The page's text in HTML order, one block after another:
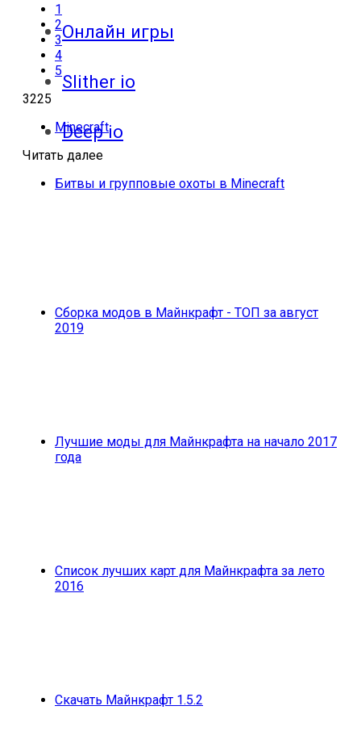
Онлайн игры
Slither io
Deep io
1
2
3
4
5
3225
Minecraft
Читать далее
Битвы и групповые охоты в Minecraft
Сборка модов в Майнкрафт - ТОП за август
2019
Лучшие моды для Майнкрафта на начало 2017
года
Список лучших карт для Майнкрафта за лето
2016
Скачать Майнкрафт 1.5.2